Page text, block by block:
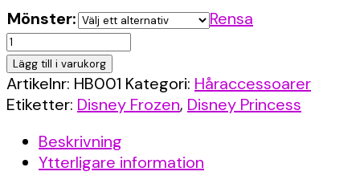
Mönster:
Rensa
Disney
Princess
hårborste
mängd
Lägg till i varukorg
Artikelnr: HB001 Kategori: Håraccessoarer
Etiketter: Disney Frozen, Disney Princess
Beskrivning
Ytterligare information